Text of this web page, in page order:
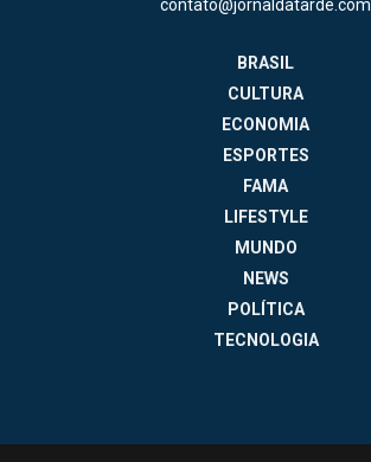
contato@jornaldatarde.com
BRASIL
CULTURA
ECONOMIA
ESPORTES
FAMA
LIFESTYLE
MUNDO
NEWS
POLÍTICA
TECNOLOGIA